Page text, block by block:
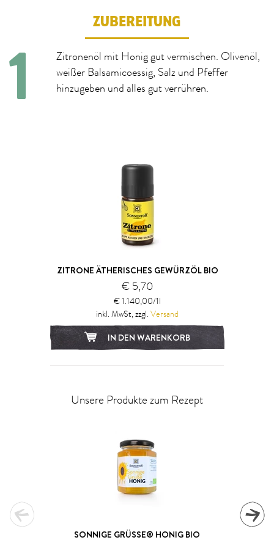
ZUBEREITUNG
Zitronenöl mit Honig gut vermischen. Olivenöl,
weißer Balsamicoessig, Salz und Pfeffer
hinzugeben und alles gut verrühren.
ZITRONE ÄTHERISCHES GEWÜRZÖL BIO
€ 5,70
€ 1.140,00/1l
inkl. MwSt, zzgl. Versand
IN DEN WARENKORB
Unsere Produkte zum Rezept
SONNIGE GRÜSSE® HONIG BIO